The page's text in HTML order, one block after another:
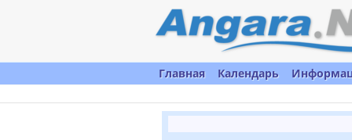
Главная Календарь